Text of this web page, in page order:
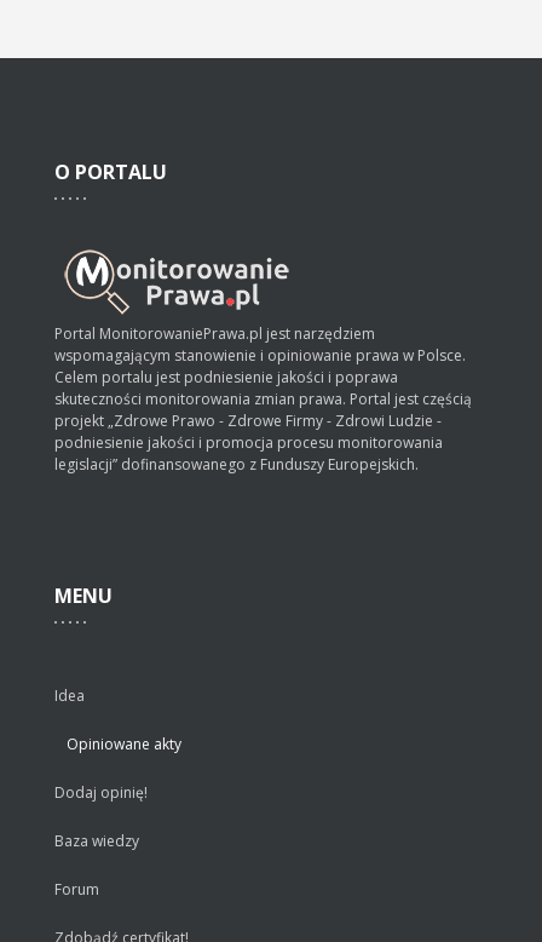
O PORTALU
Portal MonitorowaniePrawa.pl jest narzędziem
wspomagającym stanowienie i opiniowanie prawa w Polsce.
Celem portalu jest podniesienie jakości i poprawa
skuteczności monitorowania zmian prawa. Portal jest częścią
projekt „Zdrowe Prawo - Zdrowe Firmy - Zdrowi Ludzie -
podniesienie jakości i promocja procesu monitorowania
legislacji” dofinansowanego z Funduszy Europejskich.
MENU
Idea
Opiniowane akty
Dodaj opinię!
Baza wiedzy
Forum
Zdobądź certyfikat!